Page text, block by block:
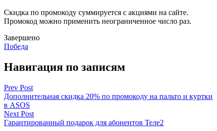
Скидка по промокоду суммируется с акциями на сайте.
Промокод можно применить неограниченное число раз.
Завершено
Победа
Навигация по записям
Prev Post
Дополнительная скидка 20% по промокоду на пальто и куртки
в ASOS
Next Post
Гарантированный подарок для абонентов Теле2